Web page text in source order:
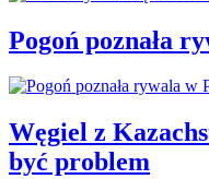
Pogoń poznała
Węgiel z
być problem